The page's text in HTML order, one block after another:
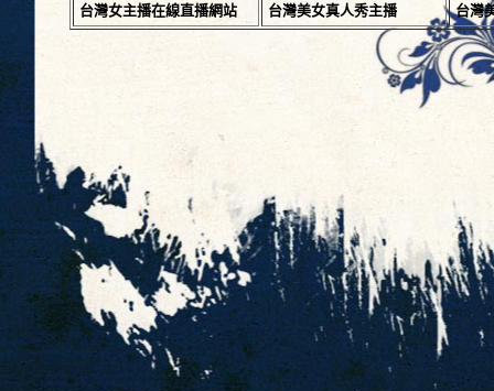
台灣女主播在線直播網站 台灣美女真人秀主播 台灣